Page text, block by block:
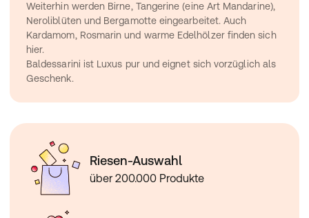
Weiterhin werden Birne, Tangerine (eine Art Mandarine),
Neroliblüten und Bergamotte eingearbeitet. Auch
Kardamom, Rosmarin und warme Edelhölzer finden sich
hier.
Baldessarini ist Luxus pur und eignet sich vorzüglich als
Geschenk.
Riesen-Auswahl
über 200.000 Produkte